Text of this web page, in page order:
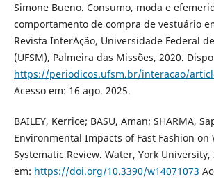
Simone Bueno. Consumo, moda e
comportamento de compra de vestuário
Revista InterAção, Universidade Federal
(UFSM), Palmeira das Missões, 2020.
https://periodicos.ufsm.br/interacao/
Acesso em: 16 ago. 2025.
BAILEY, Kerrice; BASU, Aman; SHARMA,
Environmental Impacts of Fast Fashion on
Systematic Review. Water, York
em: https://doi.org/10.3390/w14071073